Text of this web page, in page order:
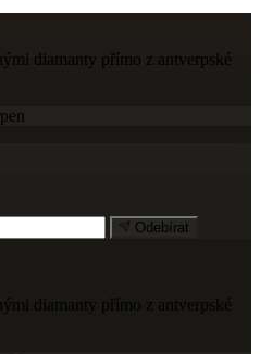
diamanty přímo z antverpské
Odebírat
diamanty přímo z antverpské